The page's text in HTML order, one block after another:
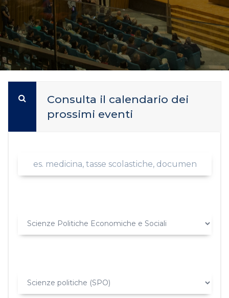
Consulta il calendario dei
prossimi eventi